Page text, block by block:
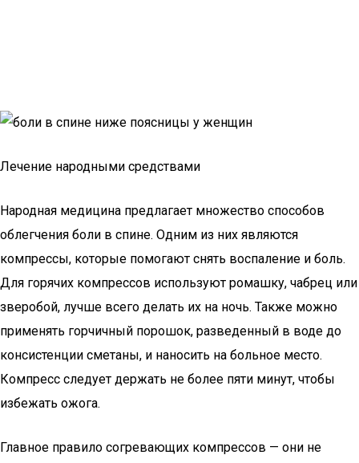
Лечение народными средствами
Народная медицина предлагает множество способов
облегчения боли в спине. Одним из них являются
компрессы, которые помогают снять воспаление и боль.
Для горячих компрессов используют ромашку, чабрец или
зверобой, лучше всего делать их на ночь. Также можно
применять горчичный порошок, разведенный в воде до
консистенции сметаны, и наносить на больное место.
Компресс следует держать не более пяти минут, чтобы
избежать ожога.
Главное правило согревающих компрессов — они не